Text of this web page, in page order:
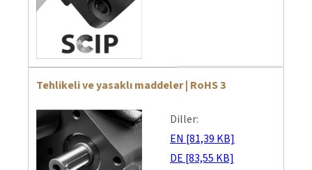
Tehlikeli ve yasaklı maddeler | RoHS 3
Diller:
EN [81,39 KB]
DE [83,55 KB]